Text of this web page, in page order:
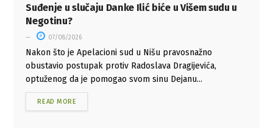
Suđenje u slučaju Danke Ilić biće u Višem sudu u
Negotinu?
07/08/2026
Nakon što je Apelacioni sud u Nišu pravosnažno
obustavio postupak protiv Radoslava Dragijevića,
optuženog da je pomogao svom sinu Dejanu...
READ MORE